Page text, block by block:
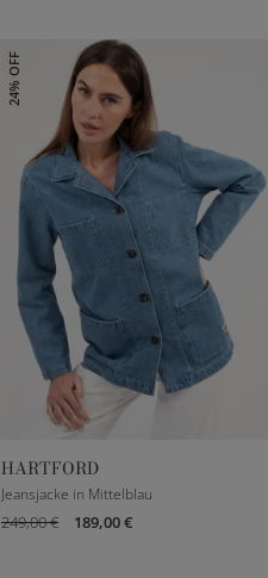
24% OFF
L
HARTFORD
Jeansjacke in Mittelblau
249,00 € 189,00 €